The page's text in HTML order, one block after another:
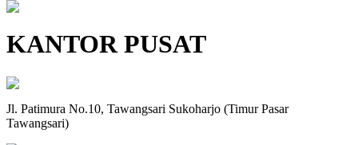
KANTOR PUSAT
Jl. Patimura No.10, Tawangsari Sukoharjo (Timur Pasar
Tawangsari)